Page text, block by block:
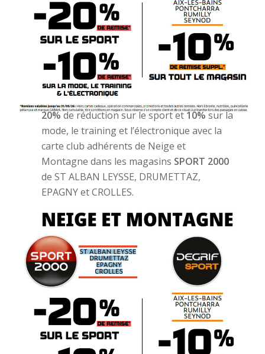
20%de réduction sur le sport et10%sur la
mode, le training et l’électronique avec la
carte club adhérents de Neige et
Montagne dans les magasins SPORT 2000
de ST ALBAN LEYSSE, DRUMETTAZ,
EPAGNY et CROLLES.